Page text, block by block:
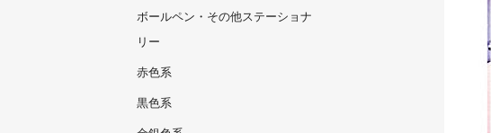
ボールペン・その他ステーショナ
リー
赤色系
黒色系